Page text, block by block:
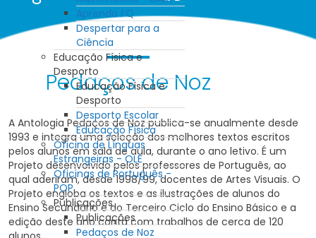
Aprendo FQ
Despertar para a
Ciência
Educação Física e
Desporto
Educação Física e
Desporto
Desporto Escolar
Educação Física
Oficina de Línguas
Estrangeiras - OLE
Oficinas de Português -
POP
Publicações
Publicações
Pedaços de Noz
Pedaços de Noz
A Antologia Pedaços de Noz publica-se anualmente desde
1993 e integra uma seleção dos melhores textos escritos
pelos alunos em sala de aula, durante o ano letivo. É um
Projeto desenvolvido pelos professores de Português, ao
qual aderiram, desde 1998/99, docentes de Artes Visuais. O
Projeto engloba os textos e as ilustrações de alunos do
Ensino Secundário e do Terceiro Ciclo do Ensino Básico e a
edição deste ano conta com trabalhos de cerca de 120